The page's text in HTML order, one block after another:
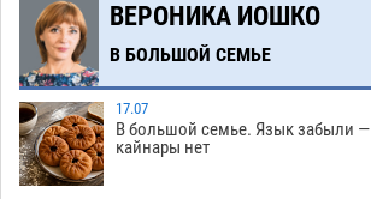
16:58
Астраханский рынок труда оценил
сварщиков дороже инженеров
15:25
В день арбуза гуляющих астраханцев
ждет безалкогольная набережная
ВЕРОНИКА ИОШКО
В БОЛЬШОЙ СЕМЬЕ
17.07
В большой семье. Язык забыли —
кайнары нет